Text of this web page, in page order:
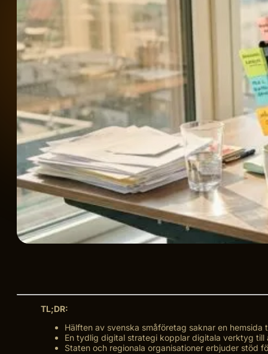
TL;DR:
Hälften av svenska småföretag saknar en
En tydlig digital strategi kopplar digitala verktyg
Staten och regionala organisationer erbjuder stöd